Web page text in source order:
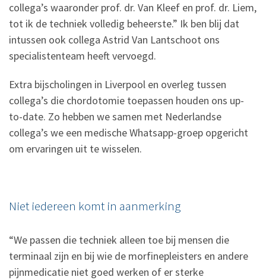
collega’s waaronder prof. dr. Van Kleef en prof. dr. Liem,
tot ik de techniek volledig beheerste.” Ik ben blij dat
intussen ook collega Astrid Van Lantschoot ons
specialistenteam heeft vervoegd.
Extra bijscholingen in Liverpool en overleg tussen
collega’s die chordotomie toepassen houden ons up-
to-date. Zo hebben we samen met Nederlandse
collega’s we een medische Whatsapp-groep opgericht
om ervaringen uit te wisselen.
Niet iedereen komt in aanmerking
“We passen die techniek alleen toe bij mensen die
terminaal zijn en bij wie de morfinepleisters en andere
pijnmedicatie niet goed werken of er sterke